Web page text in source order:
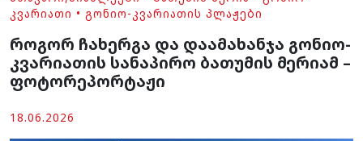
ᲙᲕᲐᲠᲘᲐᲗᲘ • ᲒᲝᲜᲘᲝ-ᲙᲕᲐᲠᲘᲐᲗᲘᲡ ᲞᲚᲐᲟᲔᲑᲘ
როგორ ჩახერგა და დაამახანჯა გონიო-
კვარიათის სანაპირო ბათუმის მერიამ –
ფოტორეპორტაჟი
18.06.2026